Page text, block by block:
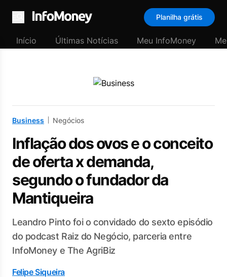
Menu
Planilha grátis
Início Últimas Notícias Meu InfoMoney
Business Negócios
Inflação dos ovos e o conceito
de oferta x demanda,
segundo o fundador da
Mantiqueira
Leandro Pinto foi o convidado do sexto episódio
do podcast Raiz do Negócio, parceria entre
InfoMoney e The AgriBiz
Felipe Siqueira